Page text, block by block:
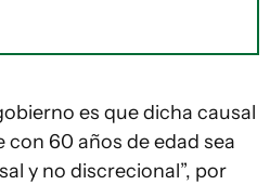
es que dicha causal
con 60 años de edad sea
y no discrecional”, por